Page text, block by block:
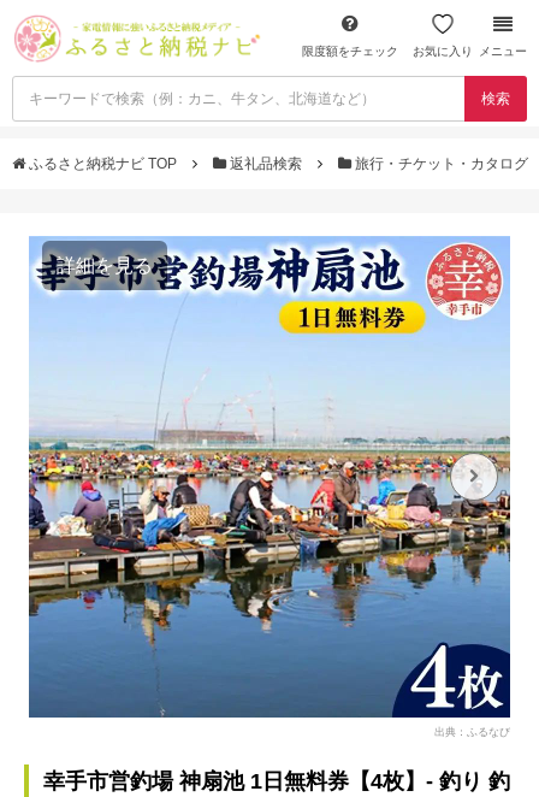
限度額をチェック お気に入り メニュー
検索
ふるさと納税ナビ TOP 返礼品検索 旅行・チケット・カタログ
詳細を見る
出典：ふるなび
幸手市営釣場 神扇池 1日無料券【4枚】- 釣り 釣